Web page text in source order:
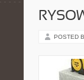
POSTED